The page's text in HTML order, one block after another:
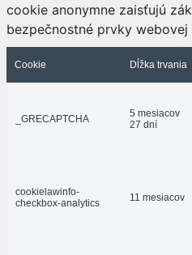
cookie anonymne zaisťujú
bezpečnostné prvky webovej
Cookie Dĺžka trvania
_GRECAPTCHA
5 mesiacov
27 dní
cookielawinfo-
checkbox-analytics
11 mesiacov